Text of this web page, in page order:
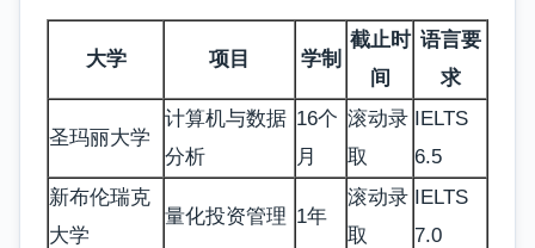
大学 项目 学制
截止时
间
语言要
求
圣玛丽大学
计算机与数据
分析
16个
月
滚动录
取
IELTS
6.5
新布伦瑞克
大学
量化投资管理 1年
滚动录
取
IELTS
7.0